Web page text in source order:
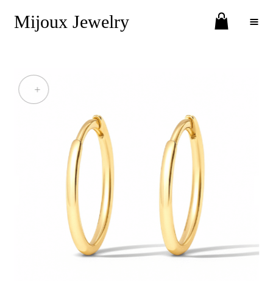
Mijoux Jewelry Toggle Menu
+